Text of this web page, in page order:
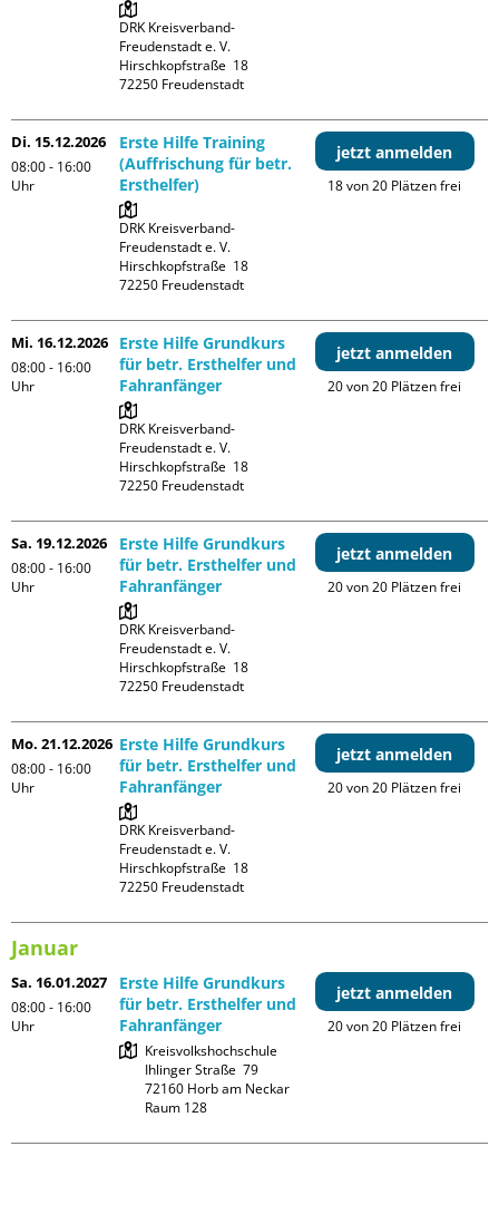
DRK Kreisverband-
Freudenstadt e. V.
Hirschkopfstraße  18
Di. 15.12.2026
08:00 - 16:00
Uhr
Erste Hilfe Training
(Auffrischung für betr.
Ersthelfer)
DRK Kreisverband-
Freudenstadt e. V.
Hirschkopfstraße  18
jetzt anmelden
18 von 20 Plätzen frei
Mi. 16.12.2026
08:00 - 16:00
Uhr
Erste Hilfe Grundkurs
für betr. Ersthelfer und
Fahranfänger
DRK Kreisverband-
Freudenstadt e. V.
Hirschkopfstraße  18
jetzt anmelden
20 von 20 Plätzen frei
Sa. 19.12.2026
08:00 - 16:00
Uhr
Erste Hilfe Grundkurs
für betr. Ersthelfer und
Fahranfänger
DRK Kreisverband-
Freudenstadt e. V.
Hirschkopfstraße  18
jetzt anmelden
20 von 20 Plätzen frei
Mo. 21.12.2026
08:00 - 16:00
Uhr
Erste Hilfe Grundkurs
für betr. Ersthelfer und
Fahranfänger
DRK Kreisverband-
Freudenstadt e. V.
Hirschkopfstraße  18
jetzt anmelden
20 von 20 Plätzen frei
Januar
Sa. 16.01.2027
08:00 - 16:00
Uhr
Erste Hilfe Grundkurs
für betr. Ersthelfer und
Fahranfänger
Kreisvolkshochschule
Ihlinger Straße  79
72160 Horb am Neckar
Raum 128
jetzt anmelden
20 von 20 Plätzen frei